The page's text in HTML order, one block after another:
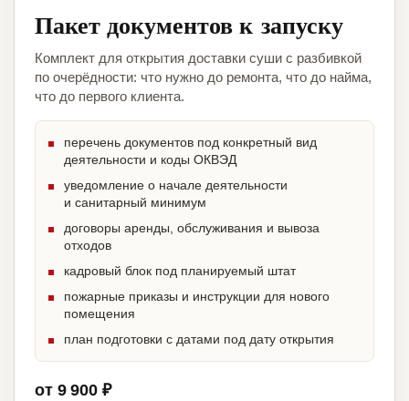
Пакет документов к запуску
Комплект для открытия доставки суши с разбивкой
по очерёдности: что нужно до ремонта, что до найма,
что до первого клиента.
перечень документов под конкретный вид
деятельности и коды ОКВЭД
уведомление о начале деятельности
и санитарный минимум
договоры аренды, обслуживания и вывоза
отходов
кадровый блок под планируемый штат
пожарные приказы и инструкции для нового
помещения
план подготовки с датами под дату открытия
от 9 900 ₽